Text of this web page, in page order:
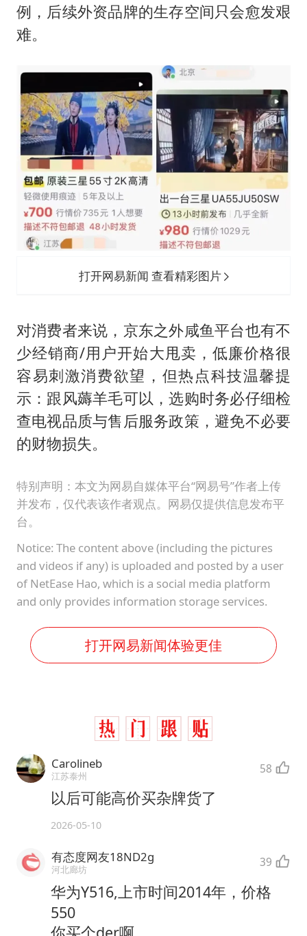
例，后续外资品牌的生存空间只会愈发艰
难。
打开网易新闻 查看精彩图片
对消费者来说，京东之外咸鱼平台也有不
少经销商/用户开始大甩卖，低廉价格很
容易刺激消费欲望，但热点科技温馨提
示：跟风薅羊毛可以，选购时务必仔细检
查电视品质与售后服务政策，避免不必要
的财物损失。
特别声明：本文为网易自媒体平台“网易号”作者上传
并发布，仅代表该作者观点。网易仅提供信息发布平
台。
Notice: The content above (including the pictures
and videos if any) is uploaded and posted by a user
of NetEase Hao, which is a social media platform
and only provides information storage services.
打开网易新闻体验更佳
Carolineb
江苏泰州 58
以后可能高价买杂牌货了
2026-05-10
有态度网友18ND2g
河北廊坊 39
华为Y516,上市时间2014年，价格
550